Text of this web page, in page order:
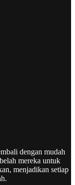
dengan mudah
mereka untuk
menjadikan setiap